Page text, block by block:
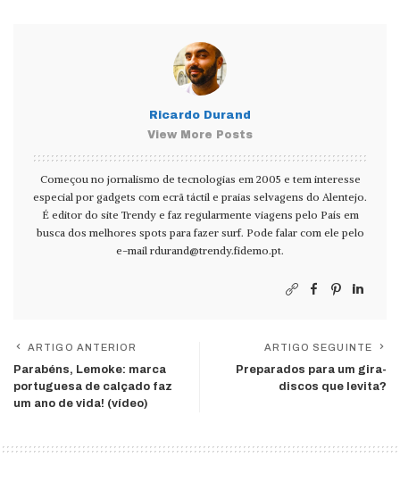
Ricardo Durand
View More Posts
Começou no jornalismo de tecnologias em 2005 e tem interesse
especial por gadgets com ecrã táctil e praias selvagens do Alentejo.
É editor do site Trendy e faz regularmente viagens pelo País em
busca dos melhores spots para fazer surf. Pode falar com ele pelo
e-mail rdurand@trendy.fidemo.pt.
ARTIGO ANTERIOR
Parabéns, Lemoke: marca
portuguesa de calçado faz
um ano de vida! (vídeo)
ARTIGO SEGUINTE
Preparados para um gira-
discos que levita?